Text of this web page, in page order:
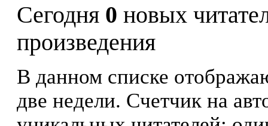
Сегодня 0 новых
произведения
В данном списке
две недели. Счетчик на